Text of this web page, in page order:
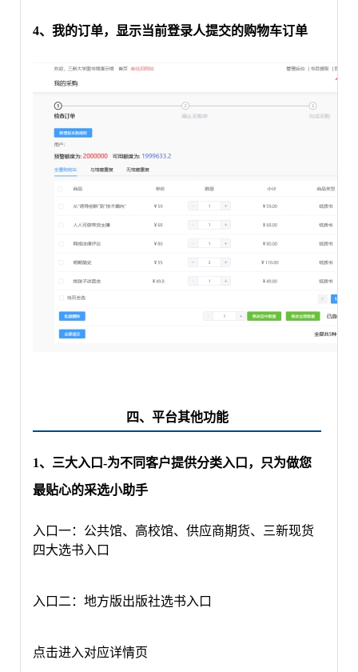
4、我的订单，显示当前登录人提交的购物车订单
四、平台其他功能
1、三大入口-为不同客户提供分类入口，只为做您
最贴心的采选小助手
入口一： 公共馆、高校馆、供应商期货、三新现货
四大选书入口
入口二： 地方版出版社选书入口
点击进入对应详情页